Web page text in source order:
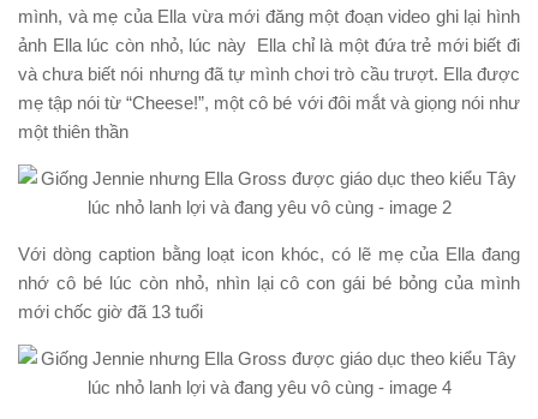
mình, và mẹ của Ella vừa mới đăng một đoạn video ghi lại hình
ảnh Ella lúc còn nhỏ, lúc này Ella chỉ là một đứa trẻ mới biết đi
và chưa biết nói nhưng đã tự mình chơi trò cầu trượt. Ella được
mẹ tập nói từ “Cheese!”, một cô bé với đôi mắt và giọng nói như
một thiên thần
Với dòng caption bằng loạt icon khóc, có lẽ mẹ của Ella đang
nhớ cô bé lúc còn nhỏ, nhìn lại cô con gái bé bỏng của mình
mới chốc giờ đã 13 tuổi